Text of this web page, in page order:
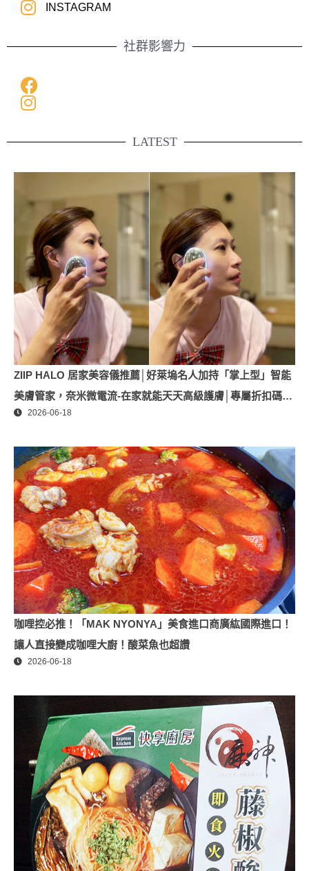
INSTAGRAM
社群影響力
LATEST
ZIIP HALO 居家美容儀推薦│好萊塢名人加持「掌上型」智能
美膚管家，奈米微電流-在家就能天天高級護膚│專屬折扣碼
【ZPLAI】額外9折
2026-06-18
咖哩控必推！「MAK NYONYA」美食進口商廣紘國際進口！
讓人直接變成咖哩大廚！酸菜魚也超讚
2026-06-18